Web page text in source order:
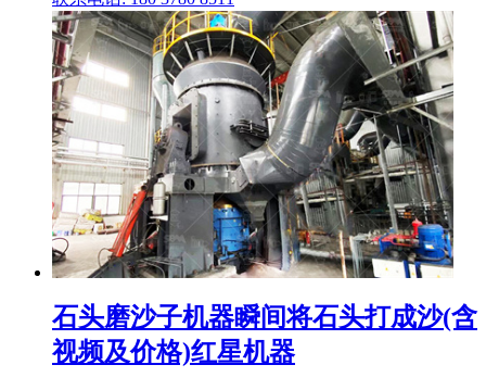
石头磨沙子机器瞬间将石头打成沙(含
视频及价格)红星机器